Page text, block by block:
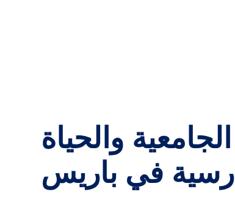
والحياة
في باريس